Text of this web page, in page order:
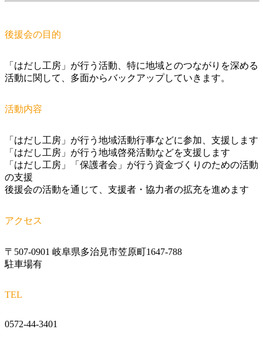
後援会の目的
「はだし工房」が行う活動、特に地域とのつながりを深める
活動に関して、多面からバックアップしていきます。
活動内容
「はだし工房」が行う地域活動行事などに参加、支援します
「はだし工房」が行う地域啓発活動などを支援します
「はだし工房」「保護者会」が行う資金づくりのための活動
の支援
後援会の活動を通じて、支援者・協力者の拡充を進めます
アクセス
〒507-0901 岐阜県多治見市笠原町1647-788
駐車場有
TEL
0572-44-3401